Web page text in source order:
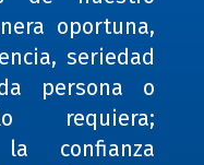
oportuna,
seriedad
persona o
requiera;
confianza